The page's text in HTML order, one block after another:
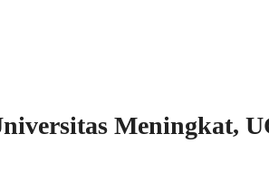
Meningkat,